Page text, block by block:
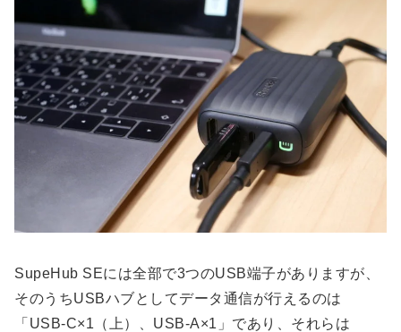
SupeHub SEには全部で3つのUSB端子がありますが、
そのうちUSBハブとしてデータ通信が行えるのは
「USB-C×1（上）、USB-A×1」であり、それらは